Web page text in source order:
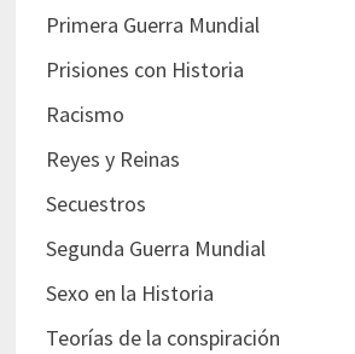
Primera Guerra Mundial
Prisiones con Historia
Racismo
Reyes y Reinas
Secuestros
Segunda Guerra Mundial
Sexo en la Historia
Teorías de la conspiración